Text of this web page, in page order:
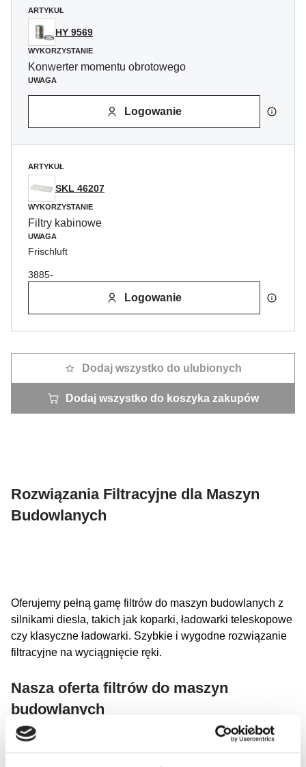
ARTYKUŁ
HY 9569
WYKORZYSTANIE
Konwerter momentu obrotowego
UWAGA
Logowanie
ARTYKUŁ
SKL 46207
WYKORZYSTANIE
Filtry kabinowe
UWAGA
Frischluft
3885-
Logowanie
Dodaj wszystko do ulubionych
Dodaj wszystko do koszyka zakupów
Rozwiązania Filtracyjne dla Maszyn
Budowlanych
Oferujemy pełną gamę filtrów do maszyn budowlanych z
silnikami diesla, takich jak koparki, ładowarki teleskopowe
czy klasyczne ładowarki. Szybkie i wygodne rozwiązanie
filtracyjne na wyciągnięcie ręki.
Nasza oferta filtrów do maszyn
budowlanych
Maszyna budowlana może mieć różne rodzaje systemów